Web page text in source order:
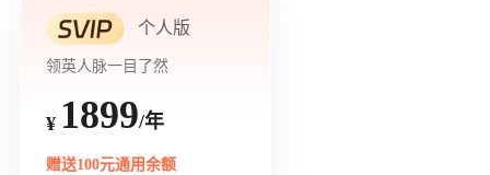
个人版
领英人脉一目了然
¥ 1899/年
赠送100元通用余额